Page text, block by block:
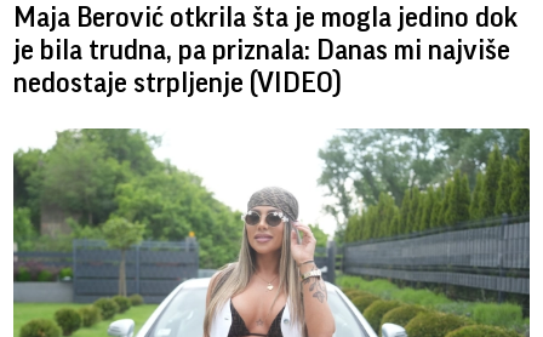
Maja Berović otkrila šta je mogla jedino dok
je bila trudna, pa priznala: Danas mi najviše
nedostaje strpljenje (VIDEO)